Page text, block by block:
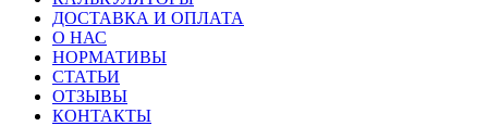
ДОСТАВКА И ОПЛАТА
О НАС
НОРМАТИВЫ
СТАТЬИ
ОТЗЫВЫ
КОНТАКТЫ